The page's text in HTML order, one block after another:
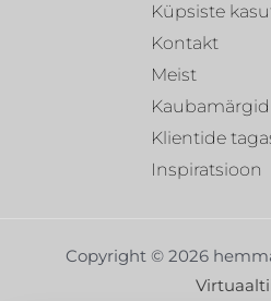
Küpsiste
Kontakt
Meist
Kaubamärgid
Klientide
Inspiratsioon
Copyright © 2026